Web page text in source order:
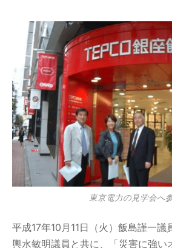
東京電力の見学会へ
平成17年10月11日（火）飯島謹一議
輿水敏明議員と共に、「災害に強い